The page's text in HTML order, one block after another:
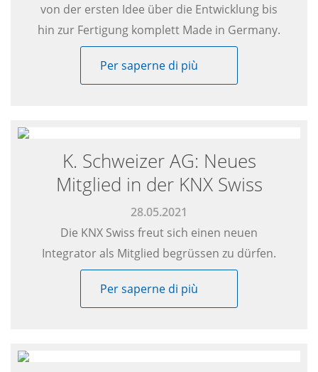
von der ersten Idee über die Entwicklung bis
hin zur Fertigung komplett Made in Germany.
Per saperne di più
K. Schweizer AG: Neues
Mitglied in der KNX Swiss
28.05.2021
Die KNX Swiss freut sich einen neuen
Integrator als Mitglied begrüssen zu dürfen.
Per saperne di più